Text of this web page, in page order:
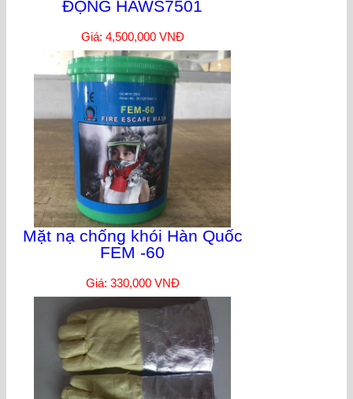
ĐỘNG HAWS7501
Giá: 4,500,000 VNĐ
Mặt nạ chống khói Hàn Quốc
FEM -60
Giá: 330,000 VNĐ